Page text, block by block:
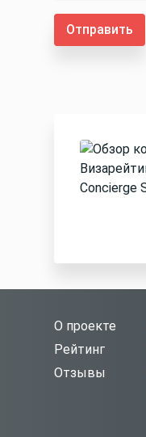
Отправить
О проекте
Рейтинг
Отзывы